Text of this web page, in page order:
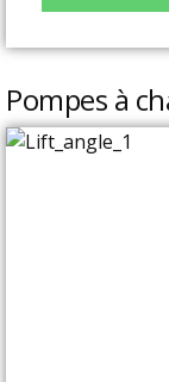
Pompes à